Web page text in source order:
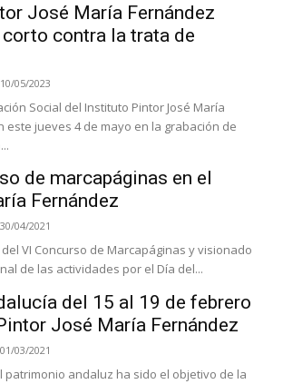
José María Fernández
contra la trata de
10/05/2023
Social del Instituto Pintor José María
este jueves 4 de mayo en la grabación de
de marcapáginas en el
Fernández
30/04/2021
VI Concurso de Marcapáginas y visionado
de las actividades por el Día del...
del 15 al 19 de febrero
José María Fernández
01/03/2021
patrimonio andaluz ha sido el objetivo de la